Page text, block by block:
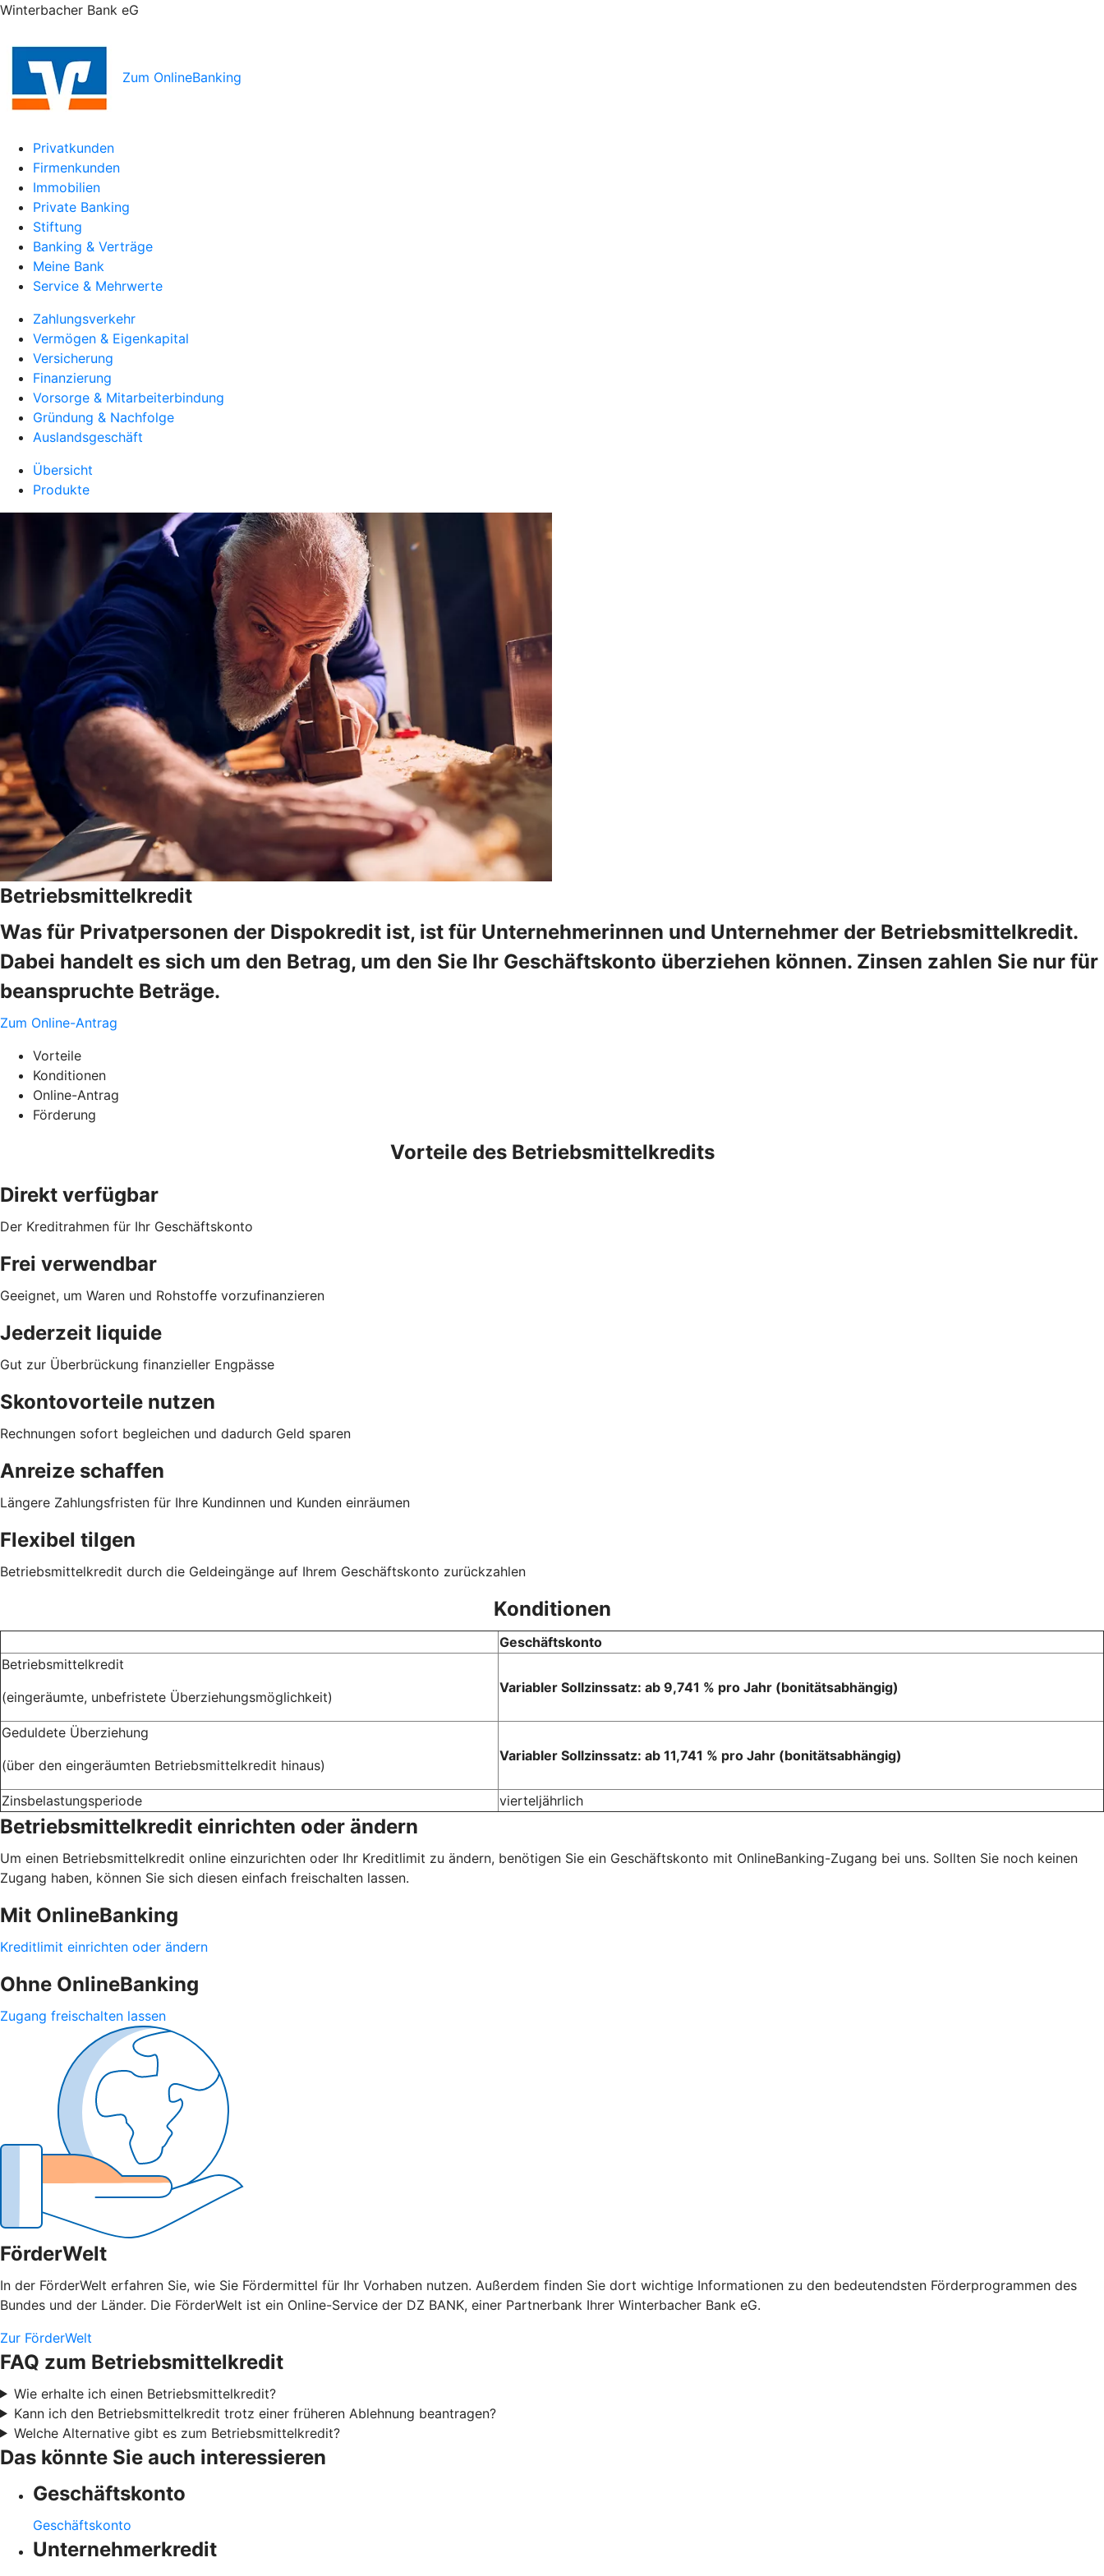
Winterbacher Bank eG
Zum OnlineBanking
Privatkunden
Firmenkunden
Immobilien
Private Banking
Stiftung
Banking & Verträge
Meine Bank
Service & Mehrwerte
Zahlungsverkehr
Vermögen & Eigenkapital
Versicherung
Finanzierung
Vorsorge & Mitarbeiterbindung
Gründung & Nachfolge
Auslandsgeschäft
Übersicht
Produkte
Betriebsmittelkredit
Was für Privatpersonen der Dispokredit ist, ist für Unternehmerinnen und Unternehmer der Betriebsmittelkredit.
Dabei handelt es sich um den Betrag, um den Sie Ihr Geschäftskonto überziehen können. Zinsen zahlen Sie nur für
beanspruchte Beträge.
Zum Online-Antrag
Vorteile
Konditionen
Online-Antrag
Förderung
Vorteile des Betriebsmittelkredits
Direkt verfügbar
Der Kreditrahmen für Ihr Geschäftskonto
Frei verwendbar
Geeignet, um Waren und Rohstoffe vorzufinanzieren
Jederzeit liquide
Gut zur Überbrückung finanzieller Engpässe
Skontovorteile nutzen
Rechnungen sofort begleichen und dadurch Geld sparen
Anreize schaffen
Längere Zahlungsfristen für Ihre Kundinnen und Kunden einräumen
Flexibel tilgen
Betriebsmittelkredit durch die Geldeingänge auf Ihrem Geschäftskonto zurückzahlen
Konditionen
Geschäftskonto
Betriebsmittelkredit
(eingeräumte, unbefristete Überziehungsmöglichkeit)
Variabler Sollzinssatz: ab 9,741 % pro Jahr (bonitätsabhängig)
Geduldete Überziehung
(über den eingeräumten Betriebsmittelkredit hinaus)
Variabler Sollzinssatz: ab 11,741 % pro Jahr (bonitätsabhängig)
Zinsbelastungsperiode vierteljährlich
Betriebsmittelkredit einrichten oder ändern
Um einen Betriebsmittelkredit online einzurichten oder Ihr Kreditlimit zu ändern, benötigen Sie ein Geschäftskonto mit OnlineBanking-Zugang bei uns. Sollten Sie noch keinen
Zugang haben, können Sie sich diesen einfach freischalten lassen.
Mit OnlineBanking
Kreditlimit einrichten oder ändern
Ohne OnlineBanking
Zugang freischalten lassen
FörderWelt
In der FörderWelt erfahren Sie, wie Sie Fördermittel für Ihr Vorhaben nutzen. Außerdem finden Sie dort wichtige Informationen zu den bedeutendsten Förderprogrammen des
Bundes und der Länder. Die FörderWelt ist ein Online-Service der DZ BANK, einer Partnerbank Ihrer Winterbacher Bank eG.
Zur FörderWelt
FAQ zum Betriebsmittelkredit
Wie erhalte ich einen Betriebsmittelkredit?
Kann ich den Betriebsmittelkredit trotz einer früheren Ablehnung beantragen?
Welche Alternative gibt es zum Betriebsmittelkredit?
Das könnte Sie auch interessieren
Geschäftskonto
Geschäftskonto
Unternehmerkredit